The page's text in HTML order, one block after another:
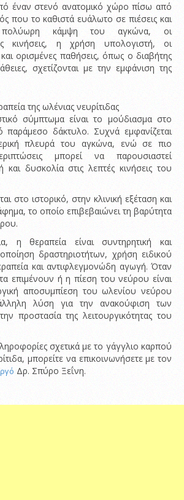
έναν στενό ανατομικό χώρο πίσω από
που το καθιστά ευάλωτο σε πιέσεις και
πολύωρη κάμψη του αγκώνα, οι
κινήσεις, η χρήση υπολογιστή, οι
ορισμένες παθήσεις, όπως ο διαβήτης
σχετίζονται με την εμφάνιση της
της ωλένιας νευρίτιδας
σύμπτωμα είναι το μούδιασμα στο
παράμεσο δάκτυλο. Συχνά εμφανίζεται
πλευρά του αγκώνα, ενώ σε πιο
μπορεί να παρουσιαστεί
δυσκολία στις λεπτές κινήσεις του
στο ιστορικό, στην κλινική εξέταση και
το οποίο επιβεβαιώνει τη βαρύτητα
η θεραπεία είναι συντηρητική και
δραστηριοτήτων, χρήση ειδικού
και αντιφλεγμονώδη αγωγή. Όταν
επιμένουν ή η πίεση του νεύρου είναι
αποσυμπίεση του ωλενίου νεύρου
λύση για την ανακούφιση των
προστασία της λειτουργικότητας του
σχετικά με το γάγγλιο καρπού
μπορείτε να επικοινωνήσετε με τον
Δρ. Σπύρο Ξεΐνη.